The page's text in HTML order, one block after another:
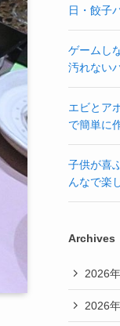
日・餃子
ゲームし
汚れない
エビとア
で簡単に
子供が喜
んなで楽
Archives
2026
2026